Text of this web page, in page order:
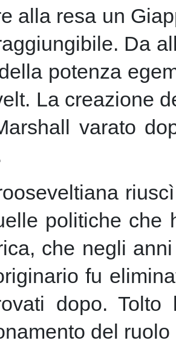
alla resa un
Da
potenza
La creazione
varato
politiche che
che negli
fu
dopo.
del